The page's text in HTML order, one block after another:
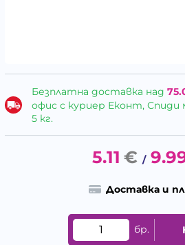
Безплатна доставка над
офис с куриер Еконт, Спиди
5 кг.
5.11 € /
Доставка и
бр.